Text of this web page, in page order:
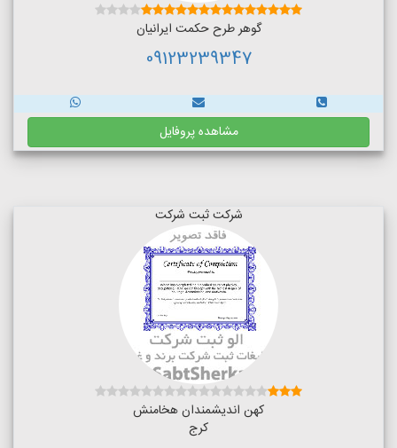
گوهر طرح حکمت ایرانیان
09123239347
مشاهده پروفایل
شرکت ثبت شرکت
کهن اندیشمندان هخامنش
کرج